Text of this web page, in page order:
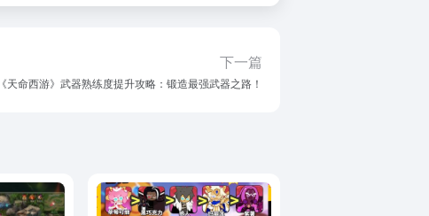
下一篇
《天命西游》武器熟练度提升攻略：锻造最强武器之路！